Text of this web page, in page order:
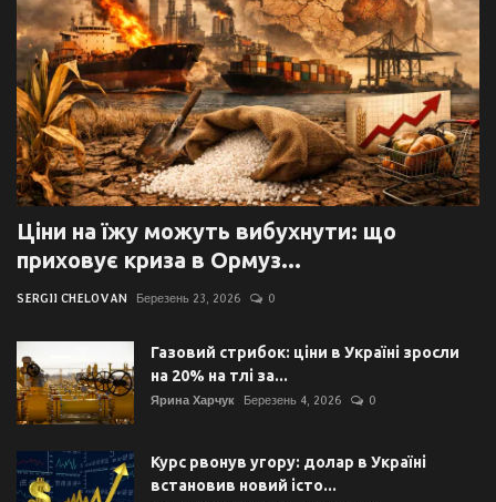
Ціни на їжу можуть вибухнути: що
приховує криза в Ормуз...
SERGII CHELOVAN Березень 23, 2026 0
Газовий стрибок: ціни в Україні зросли
на 20% на тлі за...
Ярина Харчук Березень 4, 2026 0
Курс рвонув угору: долар в Україні
встановив новий істо...